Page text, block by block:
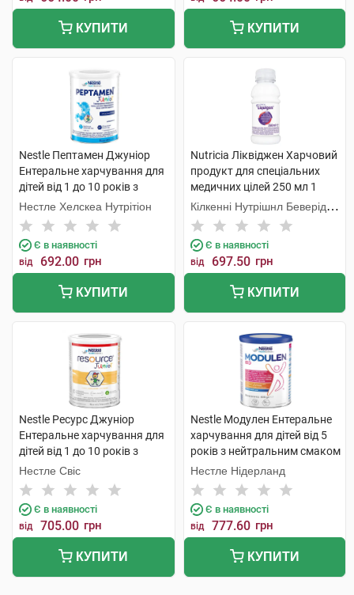
КУПИТИ КУПИТИ
Nestle Пептамен Джуніор
Ентеральне харчування для
дітей від 1 до 10 років з
ароматом ванілі 400 г 1
банка
Нестле Хелскеа Нутрітіон
Є в наявності
від 692.00 грн
КУПИТИ
Nutricia Ліквіджен Харчовий
продукт для спеціальних
медичних цілей 250 мл 1
флакон
Кілкенні Нутрішнл Беверідж
Компані Лтд
Є в наявності
від 697.50 грн
КУПИТИ
Nestle Ресурс Джуніор
Ентеральне харчування для
дітей від 1 до 10 років з
ароматом ванілі 400 г 1
банка
Нестле Свіс
Є в наявності
від 705.00 грн
КУПИТИ
Nestle Модулен Ентеральне
харчування для дітей від 5
років з нейтральним смаком
400 г 1 банка
Нестле Нідерланд
Є в наявності
від 777.60 грн
КУПИТИ